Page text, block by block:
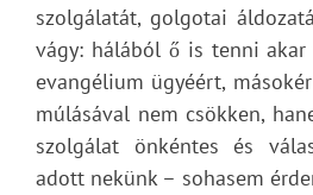
szolgálatát, golgotai
vágy: hálából ő is tenni akar
evangélium ügyéért,
múlásával nem csökken,
szolgálat önkéntes és
adott nekünk – sohasem